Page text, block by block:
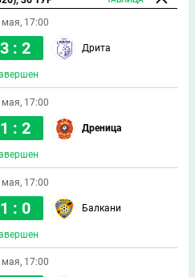
17:00
3 : 2 Дрита
17:00
1 : 2 Дреница
17:00
1 : 0 Балкани
17:00